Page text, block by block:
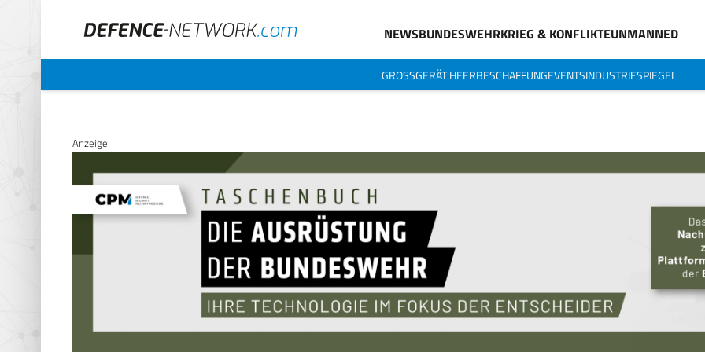
NEWSBUNDESWEHRKRIEG & KONFLIKTEUNMANNED
GROSSGERÄT HEERBESCHAFFUNGEVENTSINDUSTRIESPIEGEL
Anzeige